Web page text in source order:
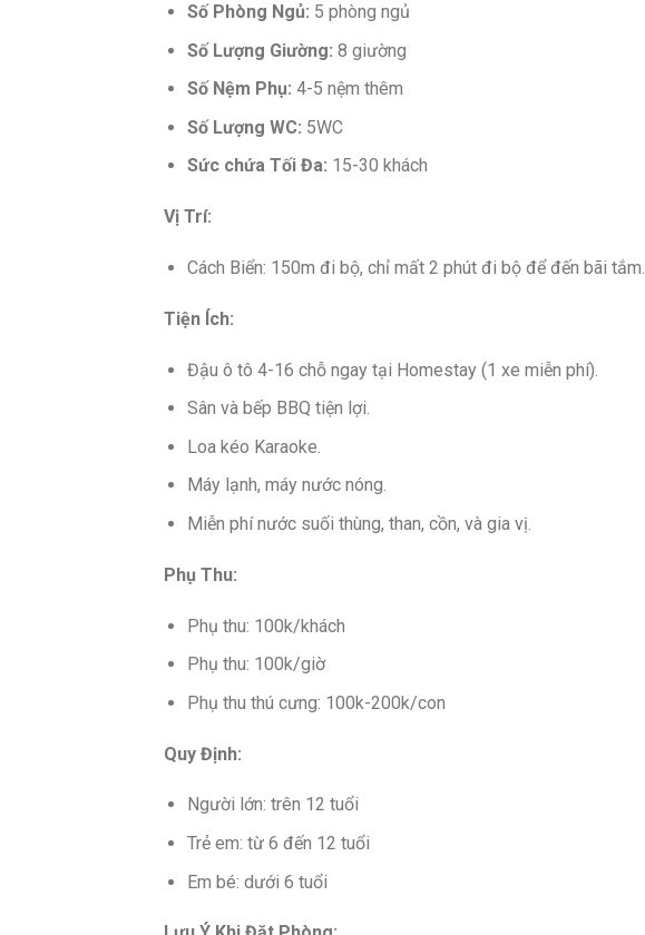
Số Phòng Ngủ: 5 phòng ngủ
Số Lượng Giường: 8 giường
Số Nệm Phụ: 4-5 nệm thêm
Số Lượng WC: 5WC
Sức chứa Tối Đa: 15-30 khách
Vị Trí:
Cách Biển: 150m đi bộ, chỉ mất 2 phút đi bộ để đến bãi tắm.
Tiện Ích:
Đậu ô tô 4-16 chỗ ngay tại Homestay (1 xe miễn phí).
Sân và bếp BBQ tiện lợi.
Loa kéo Karaoke.
Máy lạnh, máy nước nóng.
Miễn phí nước suối thùng, than, cồn, và gia vị.
Phụ Thu:
Phụ thu: 100k/khách
Phụ thu: 100k/giờ
Phụ thu thú cưng: 100k-200k/con
Quy Định:
Người lớn: trên 12 tuổi
Trẻ em: từ 6 đến 12 tuổi
Em bé: dưới 6 tuổi